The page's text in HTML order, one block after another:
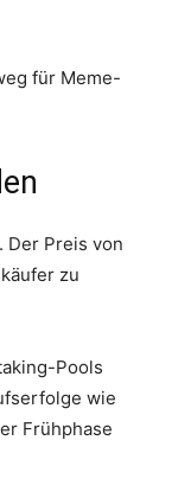
für Meme-
Preis von
zu
Pools
wie
Frühphase